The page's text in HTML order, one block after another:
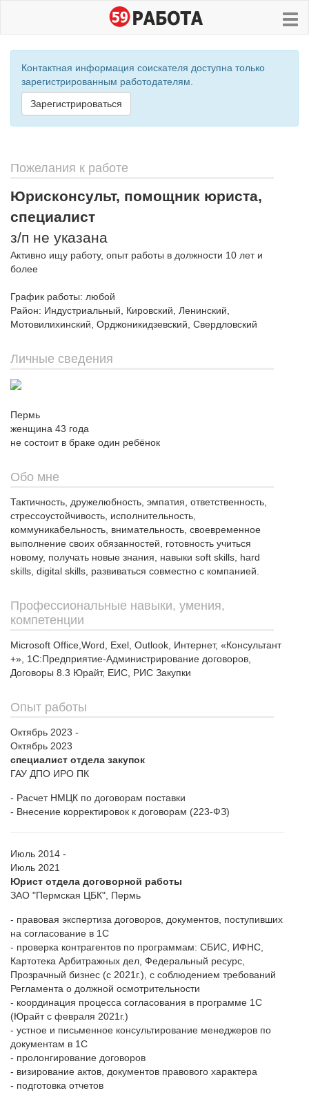
Контактная информация соискателя доступна только
зарегистрированным работодателям.
Зарегистрироваться
Пожелания к работе
Юрисконсульт, помощник юриста,
специалист
з/п не указана
Активно ищу работу, опыт работы в должности 10 лет и
более
График работы: любой
Район: Индустриальный, Кировский, Ленинский,
Мотовилихинский, Орджоникидзевский, Свердловский
Личные сведения
Пермь
женщина 43 года
не состоит в браке один ребёнок
Обо мне
Тактичность, дружелюбность, эмпатия, ответственность,
стрессоустойчивость, исполнительность,
коммуникабельность, внимательность, своевременное
выполнение своих обязанностей, готовность учиться
новому, получать новые знания, навыки soft skills, hard
skills, digital skills, развиваться совместно с компанией.
Профессиональные навыки, умения,
компетенции
Microsoft Office,Word, Exel, Outlook, Интернет, «Консультант
+», 1С:Предприятие-Администрирование договоров,
Договоры 8.3 Юрайт, ЕИС, РИС Закупки
Опыт работы
Октябрь 2023 -
Октябрь 2023
специалист отдела закупок
ГАУ ДПО ИРО ПК
- Расчет НМЦК по договорам поставки
- Внесение корректировок к договорам (223-ФЗ)
Июль 2014 -
Июль 2021
Юрист отдела договорной работы
ЗАО "Пермская ЦБК", Пермь
- правовая экспертиза договоров, документов, поступивших
на согласование в 1С
- проверка контрагентов по программам: СБИС, ИФНС,
Картотека Арбитражных дел, Федеральный ресурс,
Прозрачный бизнес (с 2021г.), с соблюдением требований
Регламента о должной осмотрительности
- координация процесса согласования в программе 1С
(Юрайт с февраля 2021г.)
- устное и письменное консультирование менеджеров по
документам в 1С
- пролонгирование договоров
- визирование актов, документов правового характера
- подготовка отчетов